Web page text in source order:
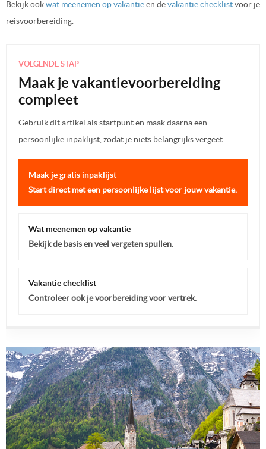
Bekijk ookwat meenemen op vakantieen devakantie checklistvoor je
reisvoorbereiding.
VOLGENDE STAP
Maak je vakantievoorbereiding
compleet
Gebruik dit artikel als startpunt en maak daarna een
persoonlijke inpaklijst, zodat je niets belangrijks vergeet.
Maak je gratis inpaklijst
Start direct met een persoonlijke lijst voor jouw vakantie.
Wat meenemen op vakantie
Bekijk de basis en veel vergeten spullen.
Vakantie checklist
Controleer ook je voorbereiding voor vertrek.